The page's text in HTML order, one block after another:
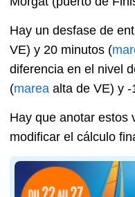
Hay un desfase de
VE) y 20 minutos (
diferencia en el nivel
(marea alta de VE) y -
Hay que anotar estos
modificar el cálculo